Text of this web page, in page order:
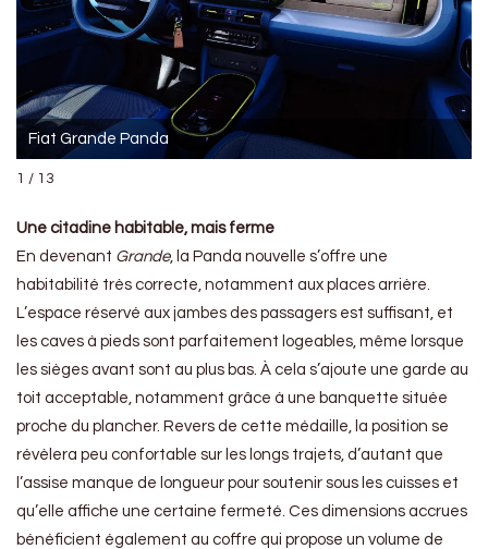
Fiat Grande Panda
1 / 13
Une citadine habitable, mais ferme
En devenant Grande, la Panda nouvelle s’offre une
habitabilité très correcte, notamment aux places arrière.
L’espace réservé aux jambes des passagers est suffisant, et
les caves à pieds sont parfaitement logeables, même lorsque
les sièges avant sont au plus bas. À cela s’ajoute une garde au
toit acceptable, notamment grâce à une banquette située
proche du plancher. Revers de cette médaille, la position se
révèlera peu confortable sur les longs trajets, d’autant que
l’assise manque de longueur pour soutenir sous les cuisses et
qu’elle affiche une certaine fermeté. Ces dimensions accrues
bénéficient également au coffre qui propose un volume de